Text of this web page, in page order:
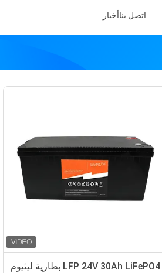
اتصل بناأخبار
LFP 24V 30Ah LiFePO4 بطارية ليثيوم